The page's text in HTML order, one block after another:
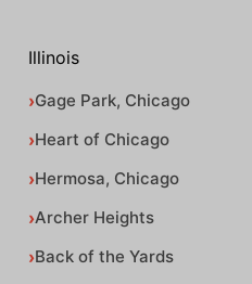
Illinois
Gage Park, Chicago
Heart of Chicago
Hermosa, Chicago
Archer Heights
Back of the Yards